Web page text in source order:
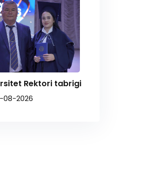
Rektori tabrigi
08-2026